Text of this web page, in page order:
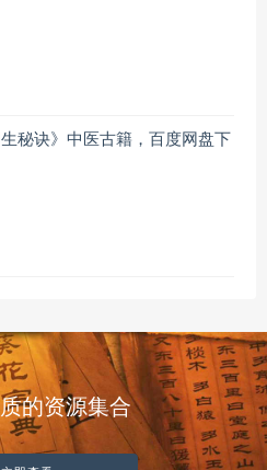
生秘诀》中医古籍，百度网盘下
的资源集合